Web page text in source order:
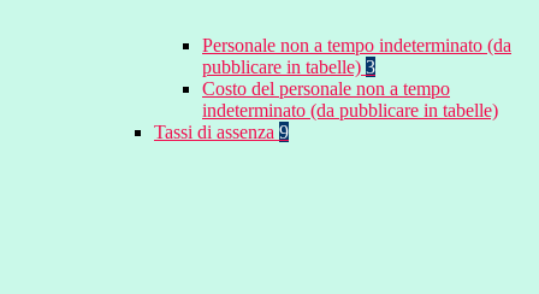
Personale non a tempo indeterminato (da
pubblicare in tabelle) 3
Costo del personale non a tempo
indeterminato (da pubblicare in tabelle)
Tassi di assenza 9